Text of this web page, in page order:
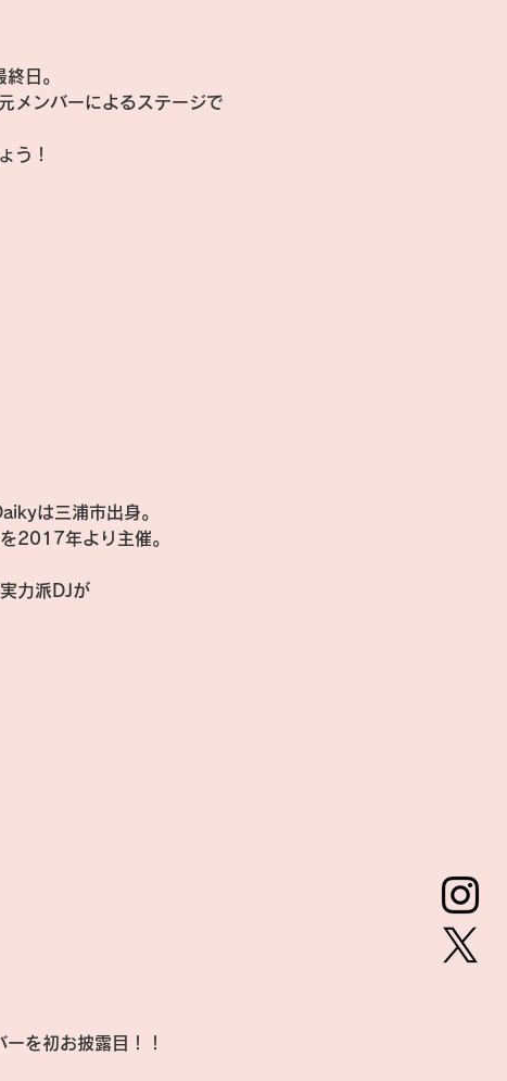
日。
メンバーによるステージで
う！
は三浦市出身。
2017年より主催。
力派DJが
を初お披露目！！